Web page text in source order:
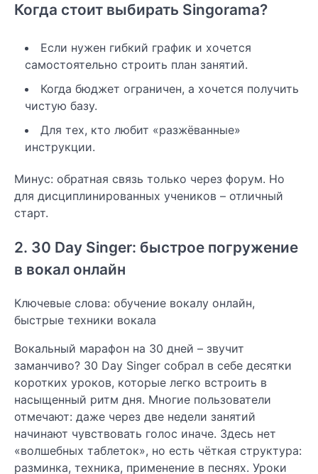
Когда стоит выбирать Singorama?
Если нужен гибкий график и хочется
самостоятельно строить план занятий.
Когда бюджет ограничен, а хочется получить
чистую базу.
Для тех, кто любит «разжёванные»
инструкции.
Минус: обратная связь только через форум. Но
для дисциплинированных учеников – отличный
старт.
2. 30 Day Singer: быстрое погружение
в вокал онлайн
Ключевые слова: обучение вокалу онлайн,
быстрые техники вокала
Вокальный марафон на 30 дней – звучит
заманчиво? 30 Day Singer собрал в себе десятки
коротких уроков, которые легко встроить в
насыщенный ритм дня. Многие пользователи
отмечают: даже через две недели занятий
начинают чувствовать голос иначе. Здесь нет
«волшебных таблеток», но есть чёткая структура:
разминка, техника, применение в песнях. Уроки